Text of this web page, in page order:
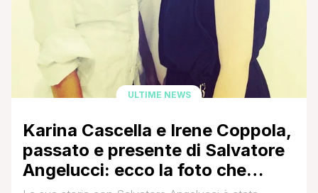
ULTIME NEWS
Karina Cascella e Irene Coppola,
passato e presente di Salvatore
Angelucci: ecco la foto che